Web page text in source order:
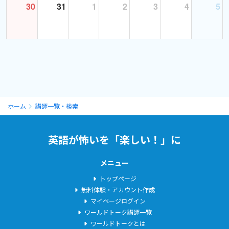
よろしくお願いします！！
30 31 1 2 3 4 5
ホーム 講師一覧・検索
英語が怖いを「楽しい！」に
メニュー
トップページ
無料体験・アカウント作成
マイページログイン
ワールドトーク講師一覧
ワールドトークとは